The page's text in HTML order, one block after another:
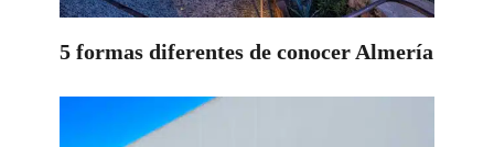
5 formas diferentes de conocer Almería